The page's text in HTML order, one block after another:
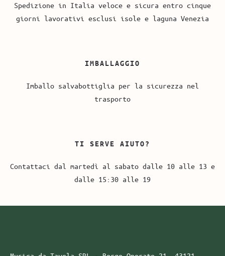
Spedizione in Italia veloce e sicura entro cinque
giorni lavorativi esclusi isole e laguna Venezia
IMBALLAGGIO
Imballo salvabottiglia per la sicurezza nel
trasporto
TI SERVE AIUTO?
Contattaci dal martedì al sabato dalle 10 alle 13 e
dalle 15:30 alle 19